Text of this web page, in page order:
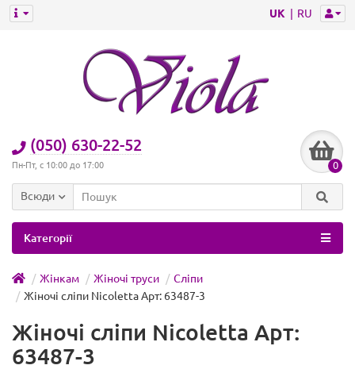
UK RU
(050) 630-22-52
Пн-Пт, с 10:00 до 17:00 0
Всюди
Категорії
Жінкам Жіночі труси
Сліпи
Жіночі сліпи Nicoletta Арт: 63487-3
Жіночі сліпи Nicoletta Арт:
63487-3